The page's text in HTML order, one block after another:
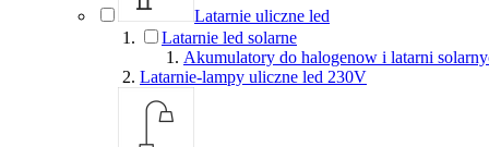
Latarnie uliczne led
Latarnie led solarne
Akumulatory do halogenow i latarni
Latarnie-lampy uliczne led 230V